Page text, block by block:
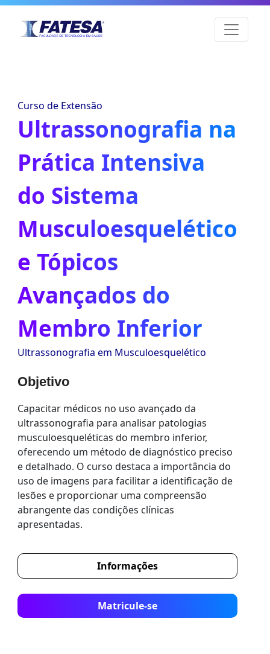
Curso de Extensão
Ultrassonografia na
Prática Intensiva
do Sistema
Musculoesquelético
e Tópicos
Avançados do
Membro Inferior
Ultrassonografia em Musculoesquelético
Objetivo
Capacitar médicos no uso avançado da
ultrassonografia para analisar patologias
musculoesqueléticas do membro inferior,
oferecendo um método de diagnóstico preciso
e detalhado. O curso destaca a importância do
uso de imagens para facilitar a identificação de
lesões e proporcionar uma compreensão
abrangente das condições clínicas
apresentadas.
Informações
Matricule-se